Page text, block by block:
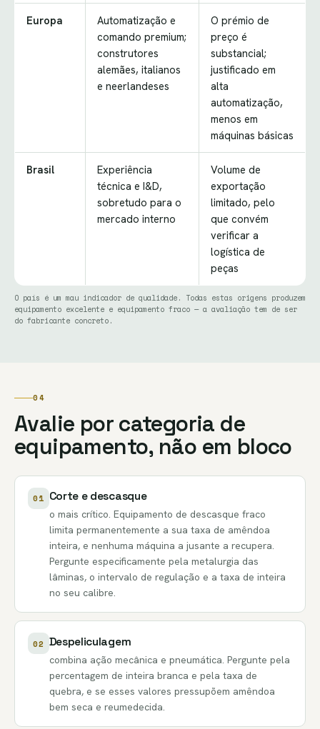
Europa
Automatização e
comando premium;
construtores
alemães, italianos
e neerlandeses
O prémio de
preço é
substancial;
justificado em
alta
automatização,
menos em
máquinas básicas
Brasil
Experiência
técnica e I&D,
sobretudo para o
mercado interno
Volume de
exportação
limitado, pelo
que convém
verificar a
logística de
peças
O país é um mau indicador de qualidade. Todas estas origens produzem
equipamento excelente e equipamento fraco — a avaliação tem de ser
do fabricante concreto.
04
Avalie por categoria de
equipamento, não em bloco
01 Corte e descasque
o mais crítico. Equipamento de descasque fraco
limita permanentemente a sua taxa de amêndoa
inteira, e nenhuma máquina a jusante a recupera.
Pergunte especificamente pela metalurgia das
lâminas, o intervalo de regulação e a taxa de inteira
no seu calibre.
02 Despeliculagem
combina ação mecânica e pneumática. Pergunte pela
percentagem de inteira branca e pela taxa de
quebra, e se esses valores pressupõem amêndoa
bem seca e reumedecida.